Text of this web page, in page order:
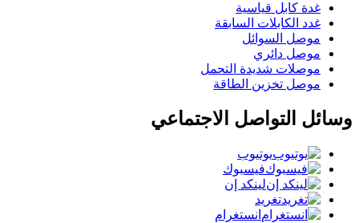
غدة كابل قياسية
غدد الكابلات السابقة
موصل السوائل
موصل دائري
موصلات شديدة التحمل
موصل تخزين الطاقة
وسائل التواصل الاجتماعي
يوتيوب
فيسبوك
لينكد إن
تغريد
انستغرام